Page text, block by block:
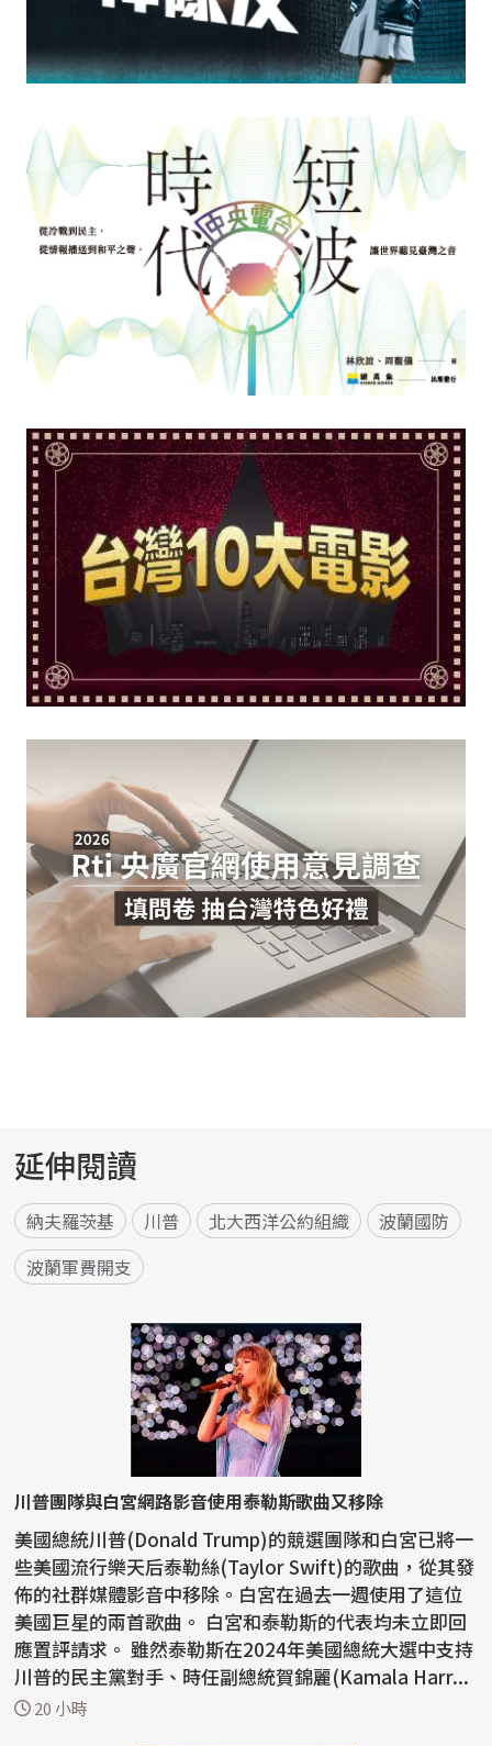
延伸閱讀
納夫羅茨基 川普 北大西洋公約組織
波蘭國防
波蘭軍費開支
川普團隊與白宮網路影音使用泰勒斯歌曲又移除
美國總統川普(Donald Trump)的競選團隊和白宮已將一
些美國流行樂天后泰勒絲(Taylor Swift)的歌曲，從其發
佈的社群媒體影音中移除。白宮在過去一週使用了這位
美國巨星的兩首歌曲。 白宮和泰勒斯的代表均未立即回
應置評請求。 雖然泰勒斯在2024年美國總統大選中支持
川普的民主黨對手、時任副總統賀錦麗(Kamala Harr...
20 小時